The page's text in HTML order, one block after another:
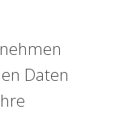
Daten